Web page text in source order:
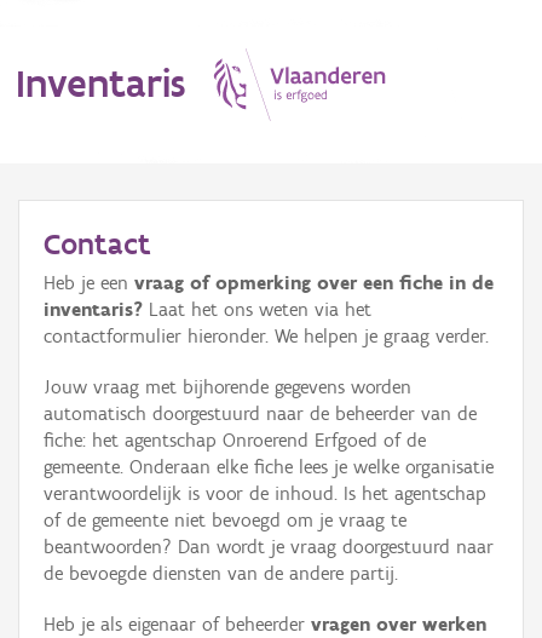
Inventaris
Erfgoedobject
Aanduidingsobject
Waarneming
Thema
Gebeurtenis
Persoon of collectief
Contact
Heb je een vraag of opmerking over een fiche in de
inventaris? Laat het ons weten via het
contactformulier hieronder. We helpen je graag verder.
Jouw vraag met bijhorende gegevens worden
automatisch doorgestuurd naar de beheerder van de
fiche: het agentschap Onroerend Erfgoed of de
gemeente. Onderaan elke fiche lees je welke organisatie
verantwoordelijk is voor de inhoud. Is het agentschap
of de gemeente niet bevoegd om je vraag te
beantwoorden? Dan wordt je vraag doorgestuurd naar
de bevoegde diensten van de andere partij.
Heb je als eigenaar of beheerder vragen over werken